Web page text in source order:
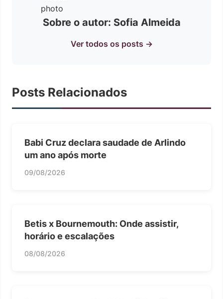
Sobre o autor: Sofia Almeida
Ver todos os posts →
Posts Relacionados
Babi Cruz declara saudade de Arlindo
um ano após morte
09/08/2026
Betis x Bournemouth: Onde assistir,
horário e escalações
08/08/2026